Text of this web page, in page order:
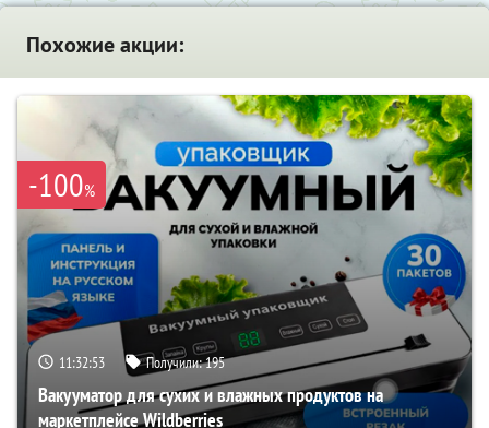
Похожие акции:
-100%
11:32:52 Получили:195
Вакууматор для сухих и влажных продуктов на
маркетплейсе Wildberries